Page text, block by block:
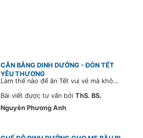
CÂN BẰNG DINH DƯỠNG - ĐÓN TẾT
YÊU THƯƠNG
Làm thế nào để ăn Tết vui vẻ mà không tăng cân? Dưới đây là 2 gợi ý từ chuyên gia Dinh dưỡng, Thạc sĩ - Bác sĩ Nguyễn Phương Anh, đến từ Hệ thống Phòng khám CarePlus, để giúp bạn ổn định cân nặng trong thời gian Tết.
Bài viết được tư vấn bởi ThS. BS.
Nguyễn Phương Anh